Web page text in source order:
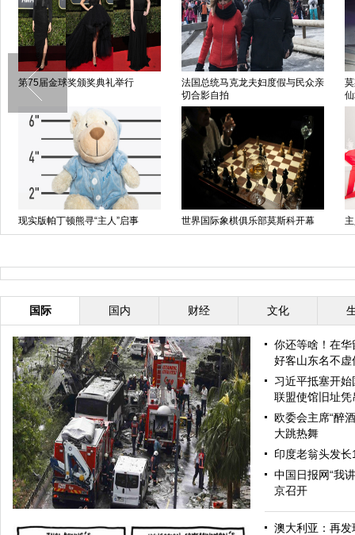
《爱丽丝梦游
点萌宠系列
美国空军向西太平洋岛国空投“圣
欢乐落幕 巴黎日落时分
巨型圣诞树搭乘卡车运抵克里姆
林宫
加沙海滩日落美景 残阳
国际 国内 财经 文化
你还等啥！在
好客山东名不虚
习近平抵塞开
联盟使馆旧址凭
欧委会主席“醉
大跳热舞
印度老翁头发
中国日报网“我
京召开
澳大利亚：再